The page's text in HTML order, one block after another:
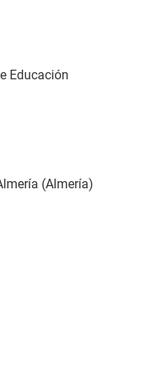
Educación
(Almería)